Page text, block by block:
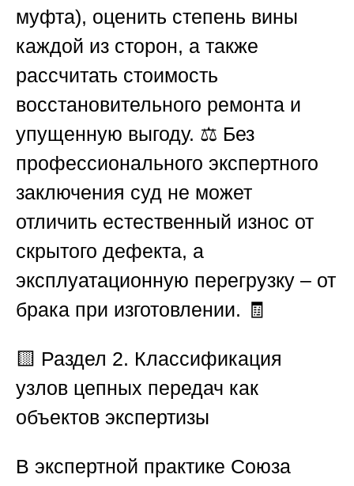
муфта), оценить степень вины
каждой из сторон, а также
рассчитать стоимость
восстановительного ремонта и
упущенную выгоду. ⚖️ Без
профессионального экспертного
заключения суд не может
отличить естественный износ от
скрытого дефекта, а
эксплуатационную перегрузку – от
брака при изготовлении. 🧾
🟨 Раздел 2. Классификация
узлов цепных передач как
объектов экспертизы
В экспертной практике Союза